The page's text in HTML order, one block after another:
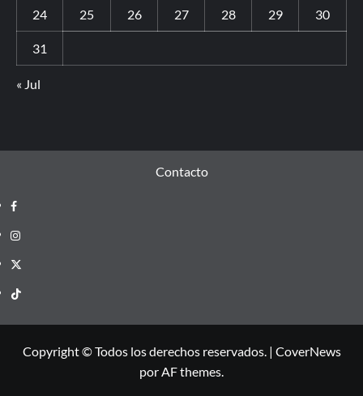
24 25 26 27 28 29 30
31
« Jul
Contacto
Copyright © Todos los derechos reservados. | CoverNews
por AF themes.